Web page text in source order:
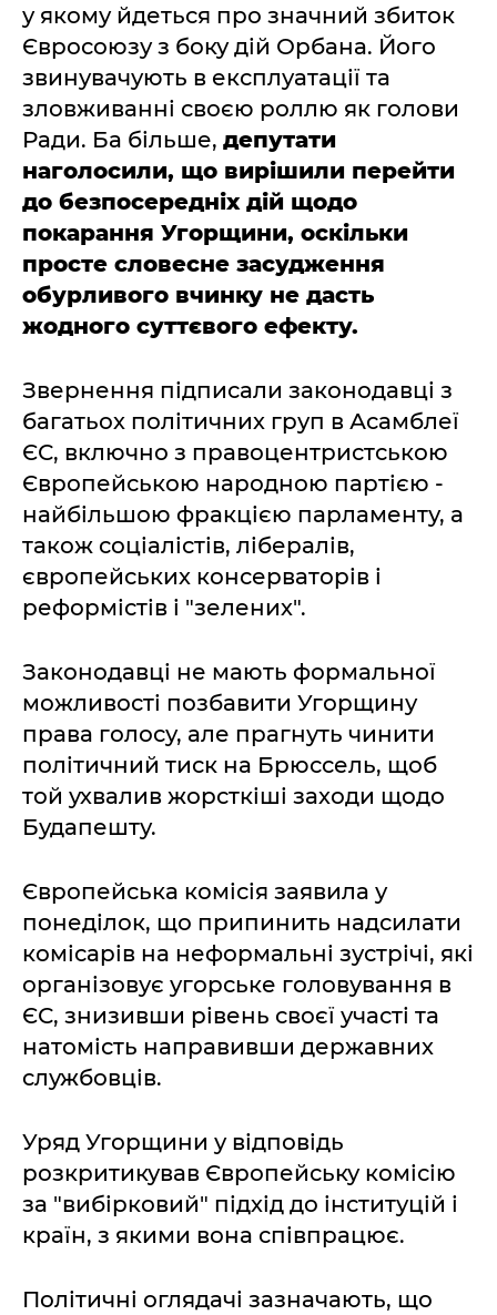
у якому йдеться про значний збиток
Євросоюзу з боку дій Орбана. Його
звинувачують в експлуатації та
зловживанні своєю роллю як голови
Ради. Ба більше, депутати
наголосили, що вирішили перейти
до безпосередніх дій щодо
покарання Угорщини, оскільки
просте словесне засудження
обурливого вчинку не дасть
жодного суттєвого ефекту.
Звернення підписали законодавці з
багатьох політичних груп в Асамблеї
ЄС, включно з правоцентристською
Європейською народною партією -
найбільшою фракцією парламенту, а
також соціалістів, лібералів,
європейських консерваторів і
реформістів і "зелених".
Законодавці не мають формальної
можливості позбавити Угорщину
права голосу, але прагнуть чинити
політичний тиск на Брюссель, щоб
той ухвалив жорсткіші заходи щодо
Будапешту.
Європейська комісія заявила у
понеділок, що припинить надсилати
комісарів на неформальні зустрічі, які
організовує угорське головування в
ЄС, знизивши рівень своєї участі та
натомість направивши державних
службовців.
Уряд Угорщини у відповідь
розкритикував Європейську комісію
за "вибірковий" підхід до інституцій і
країн, з якими вона співпрацює.
Політичні оглядачі зазначають, що